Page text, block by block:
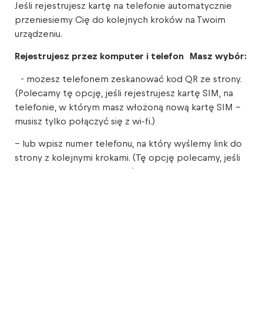
Jeśli rejestrujesz kartę na telefonie automatycznie
przeniesiemy Cię do kolejnych kroków na Twoim
urządzeniu.
Rejestrujesz przez komputer i telefon Masz wybór:
- możesz telefonem zeskanować kod QR ze strony.
(Polecamy tę opcję, jeśli rejestrujesz kartę SIM, na
telefonie, w którym masz włożoną nową kartę SIM –
musisz tylko połączyć się z wi-fi.)
– lub wpisz numer telefonu, na który wyślemy link do
strony z kolejnymi krokami. (Tę opcję polecamy, jeśli